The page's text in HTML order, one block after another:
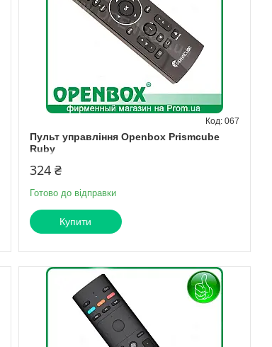
Пульт управління Openbox Prismcube
Ruby
067
324 ₴
Готово до відправки
Купити